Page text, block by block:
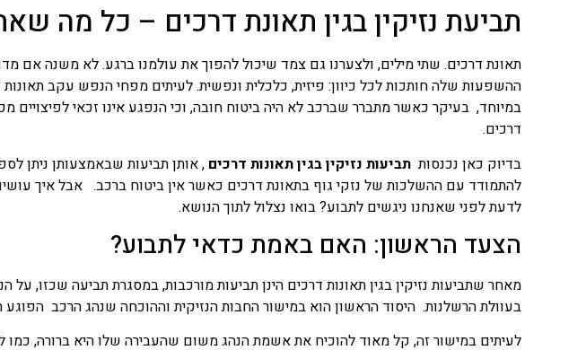
תביעת נזיקין בגין תאונת דרכים – כל מה
תאונת דרכים. שתי מילים, ולצערנו גם צמד שיכול להפוך את עולמנו ברגע. לא משנה אם
ההשפעות שלה חותכות לכל כיוון: פיזית, כלכלית ונפשית. לעיתים מפחי הנפש עקב תאונות
במיוחד, בעיקר כאשר מתברר שברכב לא היה ביטוח חובה, וכי הנפגע אינו זכאי לפיצויים
דרכים.
בדיוק כאן נכנסות תביעות נזיקין בגין תאונות דרכים , אותן תביעות שבאמצעותן ניתן
להתמודד עם ההשלכות של נזקי גוף בתאונת דרכים כאשר אין ביטוח ברכב. אבל איך
לדעת לפני שאנחנו ניגשים לתבוע? בואו נצלול לתוך הנושא.
הצעד הראשון: האם באמת כדאי לתבוע?
מאחר שתביעות נזיקין בגין תאונות דרכים הינן תביעות מורכבות, במסגרת תביעה שכזו, על
בעוולת הרשלנות. היסוד הראשון הוא במישור החבות הנזיקית וההוכחה שנהג הרכב
לעיתים במישור זה, קל מאוד להוכיח את אשמת הנהג משום שהעבירה שלו היא ברורה, כמו